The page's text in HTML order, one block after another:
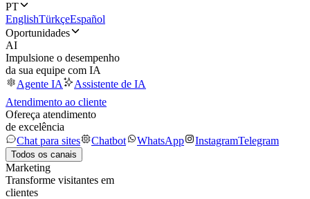
PT
EnglishTürkçeEspañol
Oportunidades
AI
Impulsione o desempenho
da sua equipe com IA
Agente IA
Assistente de IA
Atendimento ao cliente
Ofereça atendimento
de excelência
Chat para sites
Chatbot WhatsApp InstagramTelegram
Todos os canais
Marketing
Transforme visitantes em
clientes